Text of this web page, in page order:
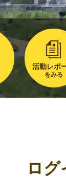
活動レポ
をみる
ログ